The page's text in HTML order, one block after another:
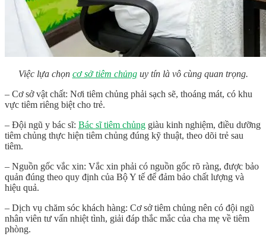
Việc lựa chọn cơ sở tiêm chủnguy tín là vô cùng quan trọng.
– Cơ sở vật chất: Nơi tiêm chủng phải sạch sẽ, thoáng mát, có khu
vực tiêm riêng biệt cho trẻ.
– Đội ngũ y bác sĩ: Bác sĩ tiêm chủng giàu kinh nghiệm, điều dưỡng
tiêm chủng thực hiện tiêm chủng đúng kỹ thuật, theo dõi trẻ sau
tiêm.
– Nguồn gốc vắc xin: Vắc xin phải có nguồn gốc rõ ràng, được bảo
quản đúng theo quy định của Bộ Y tế để đảm bảo chất lượng và
hiệu quả.
– Dịch vụ chăm sóc khách hàng: Cơ sở tiêm chủng nên có đội ngũ
nhân viên tư vấn nhiệt tình, giải đáp thắc mắc của cha mẹ về tiêm
phòng.